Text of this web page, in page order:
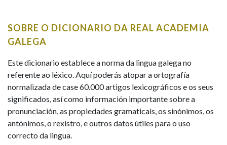
CASA-MUSEO EMILIA PARDO
HISTORIA
PRIMAVERA DAS LETRAS
PORTAL DAS PALABRAS
Comeza por
Remata por
Contén
SOBRE O DICIONARIO DA REAL ACADEMIA
GALEGA
Este dicionario establece a norma da lingua galega no
referente ao léxico. Aquí poderás atopar a ortografía
normalizada de case 60.000 artigos lexicográficos e os seus
significados, así como información importante sobre a
pronunciación, as propiedades gramaticais, os sinónimos, os
antónimos, o rexistro, e outros datos útiles para o uso
correcto da lingua.